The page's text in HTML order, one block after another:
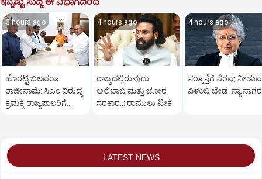
3 hours ago
ಹೊರಟ್ಟಿ ಬಲವಂತ
ರಾಜೀನಾಮೆ: ಸಿಎಂ ವಿರುದ್ಧ
ಕ್ರಮಕ್ಕೆ ರಾಜ್ಯಪಾಲರಿಗೆ
4 hours ago
ರಾಜ್ಯದಲ್ಲಿರುವುದು
ಅಲಿಬಾಬ ಮತ್ತು ಚೋರ
ಸರಕಾರ..: ರಾಮುಲು ಟೀಕೆ
4 hours ago
ಸಂತ್ರಸ್ತೆಗೆ ನೆರವು
ವಿಳಂಬ ಬೇಡ:
LATEST NEWS